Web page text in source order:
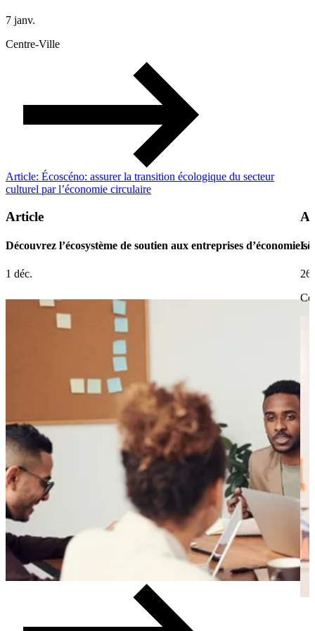
7 janv.
Centre-Ville
Article: Écoscéno: assurer la transition écologique du secteur
culturel par l’économie circulaire
Article
Découvrez l’écosystème de soutien aux entreprises d’économie
1 déc.
26